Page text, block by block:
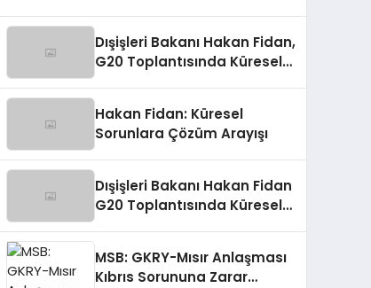
Dışişleri Bakanı Hakan Fidan,
G20 Toplantısında Küresel
Hakan Fidan: Küresel
Sorunlara Çözüm Arayışı
Dışişleri Bakanı Hakan Fidan
G20 Toplantısında Küresel
MSB: GKRY-Mısır Anlaşması
Kıbrıs Sorununa Zarar